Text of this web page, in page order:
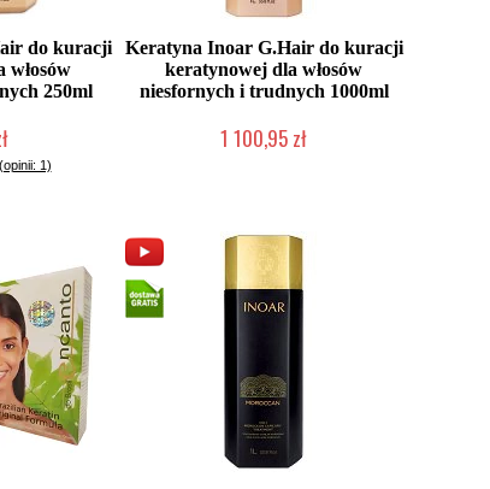
do kuracji
włosów
250ml
1)
Keratyna Inoar G.Hair do kuracji
keratynowej dla włosów
niesfornych i trudnych 1000ml
1 100,95 zł